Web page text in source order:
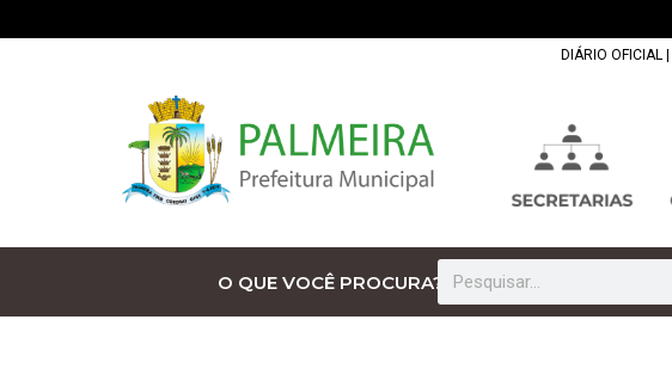
DIÁRIO OFICIAL
O QUE VOCÊ PROCURA?